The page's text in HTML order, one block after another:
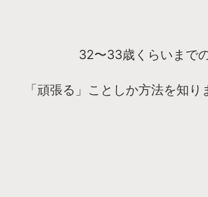
32〜33歳くらいまで
「頑張る」ことしか方法を知り